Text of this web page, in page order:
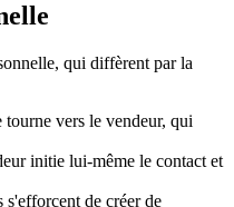
qui diffèrent par la
tourne vers le vendeur, qui
initie lui-même le contact et
s'efforcent de créer de